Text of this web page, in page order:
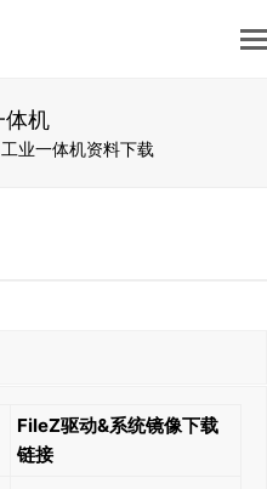
体机
工业一体机资料下载
FileZ驱动&系统镜像下载
链接